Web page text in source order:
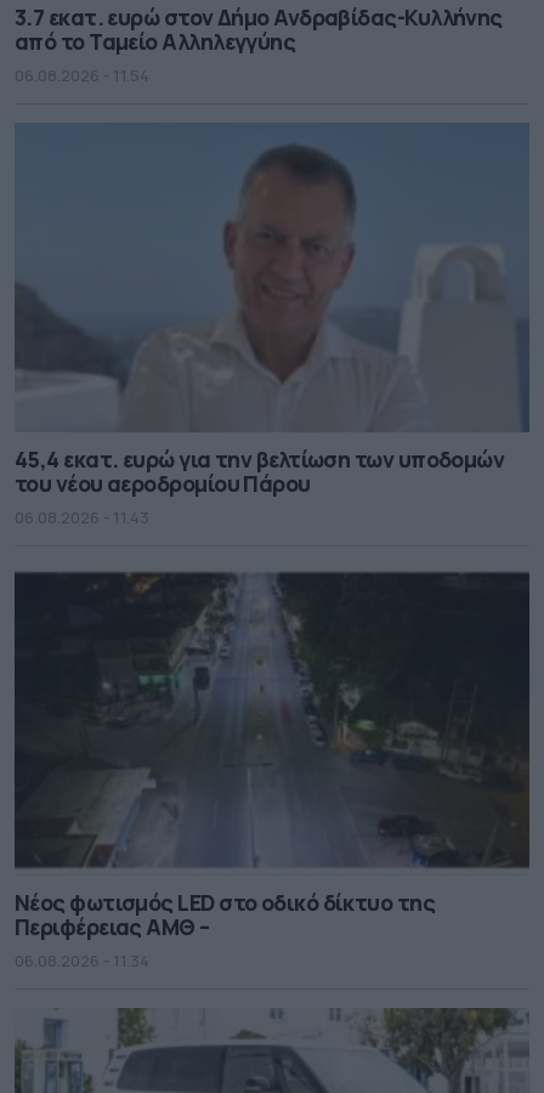
3.7 εκατ. ευρώ στον Δήμο Ανδραβίδας-Κυλλήνης
από το Ταμείο Αλληλεγγύης
06.08.2026 - 11.54
45,4 εκατ. ευρώ για την βελτίωση των υποδομών
του νέου αεροδρομίου Πάρου
06.08.2026 - 11.43
Νέος φωτισμός LED στο οδικό δίκτυο της
Περιφέρειας ΑΜΘ –
06.08.2026 - 11.34